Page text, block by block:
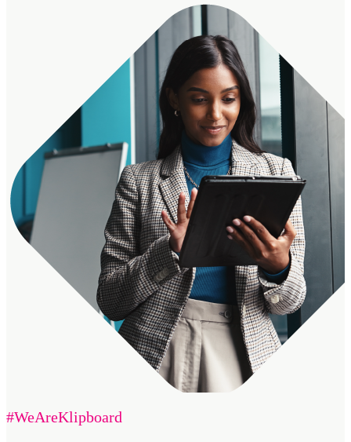
#WeAreKlipboard